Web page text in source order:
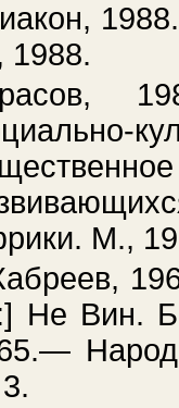
1988.
М.,
Не Вин.